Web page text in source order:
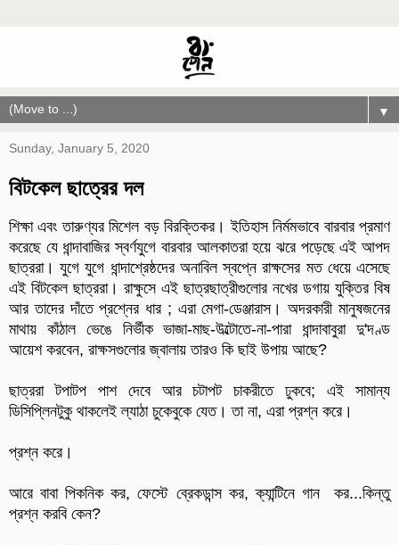
▼
Sunday, January 5, 2020
বিটকেল ছাত্রের দল
শিক্ষা এবং তারুণ্যর মিশেল বড় বিরক্তিকর। ইতিহাস নির্মমভাবে বারবার প্রমাণ
করেছে যে ধান্দাবাজির স্বর্ণযুগে বারবার আলকাতরা হয়ে ঝরে পড়েছে এই আপদ
ছাত্ররা। যুগে যুগে ধান্দাশ্রেষ্ঠদের অনাবিল স্বপ্নে রাক্ষসের মত ধেয়ে এসেছে
এই বিটকেল ছাত্ররা। রাক্ষুসে এই ছাত্রছাত্রীগুলোর নখের ডগায় যুক্তির বিষ
আর তাদের দাঁতে প্রশ্নের ধার ; এরা মেগা-ডেঞ্জারাস। অদরকারী মানুষজনের
মাথায় কাঁঠাল ভেঙে নির্ভীক ভাজা-মাছ-উল্টোতে-না-পারা ধান্দাবাবুরা দু'দণ্ড
আয়েশ করবেন, রাক্ষসগুলোর জ্বালায় তারও কি ছাই উপায় আছে?
ছাত্ররা টপাটপ পাশ দেবে আর চটাপট চাকরীতে ঢুকবে; এই সামান্য
ডিসিপ্লিনটুকু থাকলেই ল্যাঠা চুকেবুকে যেত। তা না, এরা প্রশ্ন করে।
প্রশ্ন করে।
আরে বাবা পিকনিক কর, ফেস্টে ব্রেকডান্স কর, ক্যান্টিনে গান কর...কিন্তু
প্রশ্ন করবি কেন?